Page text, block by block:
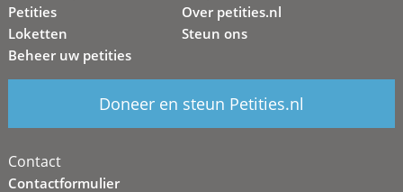
Petities
Loketten
Beheer uw petities
Over petities.nl
Steun ons
Doneer en steun Petities.nl
Contact
Contactformulier